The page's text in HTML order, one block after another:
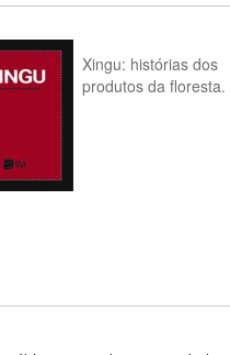
Xingu: histórias dos
produtos da floresta.